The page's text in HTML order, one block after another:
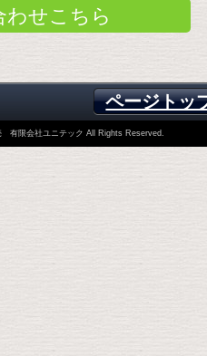
わせこちら
ページトッ
有限会社ユニテック All Rights Reserved.